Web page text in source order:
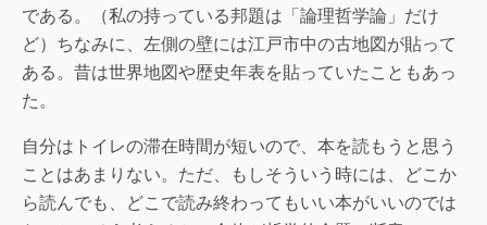
である。（私の持っている邦題は「論理哲学論」だけ
ど）ちなみに、左側の壁には江戸市中の古地図が貼って
ある。昔は世界地図や歴史年表を貼っていたこともあっ
た。
自分はトイレの滞在時間が短いので、本を読もうと思う
ことはあまりない。ただ、もしそういう時には、どこか
ら読んでも、どこで読み終わってもいい本がいいのでは